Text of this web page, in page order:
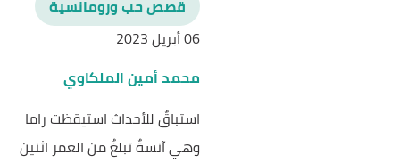
قصص حب ورومانسية
06 أبريل 2023
محمد أمين الملكاوي
استباقٌ للأحداث استيقظت راما
وهي آنسةٌ تبلغُ من العمر اثنين